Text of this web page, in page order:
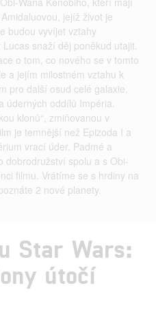
jejíž život je
budou vyvíjet vztahy
Lucas snaží děj poněkud utajit.
o tom, co nového se v tomto
a jejím milostném vztahu k
pro další osud celé galaxie.
úderných oddílů Impéria.
klonů“, zmiňovanou v
je temnější než Epizoda I a
vrací úder. Padmé a
dobrodružství spolu a s Obi-
filmu. Vrátíme se s hrdiny na
2 nové planety.
Star Wars:
útočí